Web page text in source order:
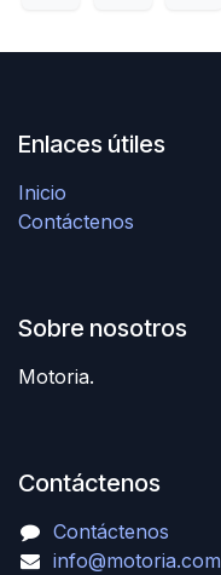
Enlaces útiles
Inicio
Contáctenos
Sobre nosotros
Motoria.
Contáctenos
Contáctenos
info@motoria.com